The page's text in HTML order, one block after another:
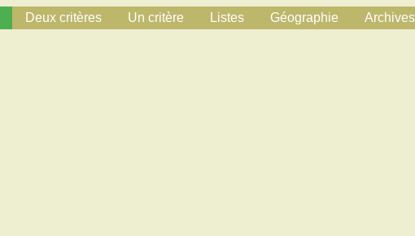
Deux critères Un critère Listes Géographie Archives